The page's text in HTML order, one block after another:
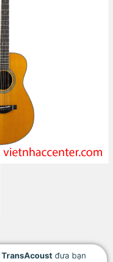
TransAcoust đưa bạn